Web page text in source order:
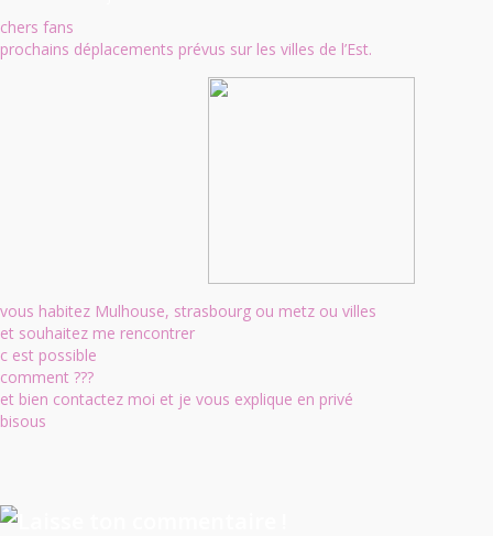
chers fans
prochains déplacements prévus sur les villes de l’Est.
vous habitez Mulhouse, strasbourg ou metz ou villes
et souhaitez me rencontrer
c est possible
comment ???
et bien contactez moi et je vous explique en privé
bisous